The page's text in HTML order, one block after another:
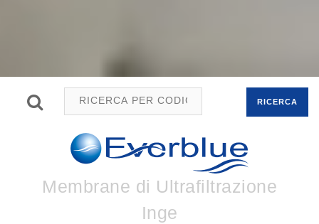
RICERCA
Membrane di Ultrafiltrazione
Inge